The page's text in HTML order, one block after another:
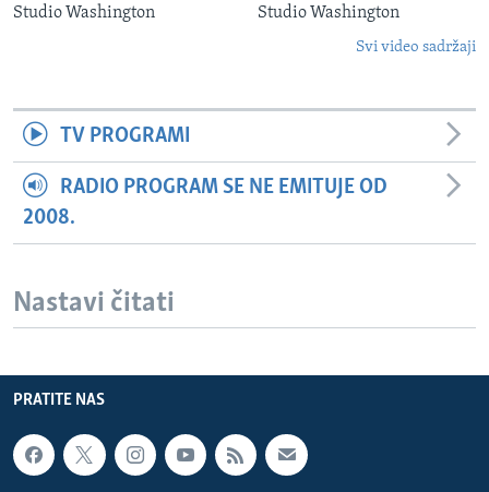
Studio Washington Studio Washington
Svi video sadržaji
TV PROGRAMI
RADIO PROGRAM SE NE EMITUJE OD
2008.
Nastavi čitati
PRATITE NAS